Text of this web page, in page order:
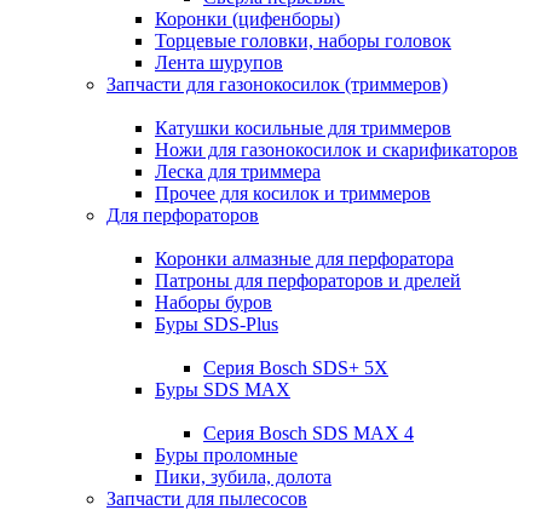
Коронки (цифенборы)
Торцевые головки, наборы головок
Лента шурупов
Запчасти для газонокосилок (триммеров)
Катушки косильные для триммеров
Ножи для газонокосилок и скарификаторов
Леска для триммера
Прочее для косилок и триммеров
Для перфораторов
Коронки алмазные для перфоратора
Патроны для перфораторов и дрелей
Наборы буров
Буры SDS-Plus
Серия Bosch SDS+ 5X
Буры SDS MAX
Серия Bosch SDS MAX 4
Буры проломные
Пики, зубила, долота
Запчасти для пылесосов